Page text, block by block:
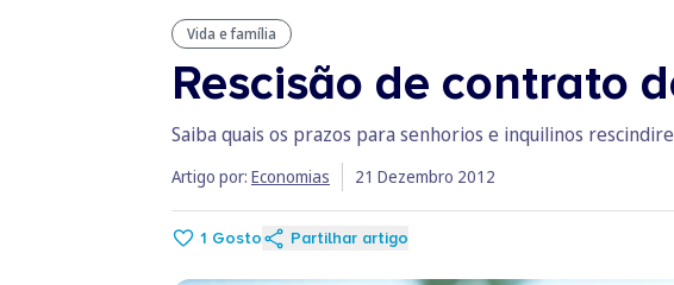
Vida e família
Rescisão de contrato
Saiba quais os prazos para senhorios e inquilinos
Artigo por: Economias 21 Dezembro 2012
1 Gosto Partilhar artigo